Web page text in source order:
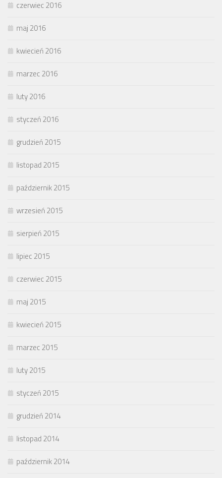
czerwiec 2016
maj 2016
kwiecień 2016
marzec 2016
luty 2016
styczeń 2016
grudzień 2015
listopad 2015
październik 2015
wrzesień 2015
sierpień 2015
lipiec 2015
czerwiec 2015
maj 2015
kwiecień 2015
marzec 2015
luty 2015
styczeń 2015
grudzień 2014
listopad 2014
październik 2014